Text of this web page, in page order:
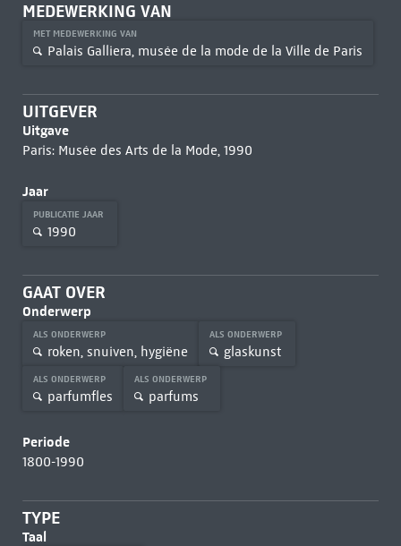
MEDEWERKING VAN
MET MEDEWERKING VAN
Palais Galliera, musée de la mode de la Ville de Paris
UITGEVER
Uitgave
Paris: Musée des Arts de la Mode, 1990
Jaar
PUBLICATIE JAAR
1990
GAAT OVER
Onderwerp
ALS ONDERWERP
roken, snuiven, hygiëne
ALS ONDERWERP
glaskunst
ALS ONDERWERP
parfumfles
ALS ONDERWERP
parfums
Periode
1800-1990
TYPE
Taal